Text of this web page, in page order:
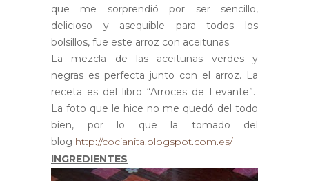
que me sorprendió por ser sencillo,
delicioso y asequible para todos los
bolsillos, fue este arroz con aceitunas.
La mezcla de las aceitunas verdes y
negras es perfecta junto con el arroz. La
receta es del libro “Arroces de Levante”.
La foto que le hice no me quedó del todo
bien, por lo que la tomado del
blog http://cocianita.blogspot.com.es/
INGREDIENTES